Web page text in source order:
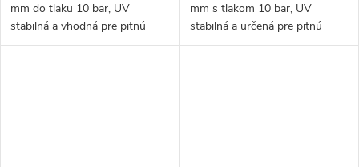
mm do tlaku 10 bar, UV
stabilná a vhodná pre pitnú
vodu. Balenie 25 m.
mm s tlakom 10 bar, UV
stabilná a určená pre pitnú
vodu. Predaj ako kotúč 15 m.